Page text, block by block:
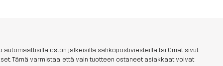
oston jälkeisillä sähköpostiviesteillä tai Omat sivut
Tämä varmistaa, että vain tuotteen ostaneet asiakkaat voivat